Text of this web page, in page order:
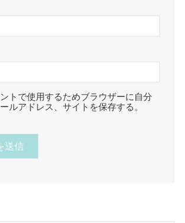
トで使用するためブラウザーに自分
ルアドレス、サイトを保存する。